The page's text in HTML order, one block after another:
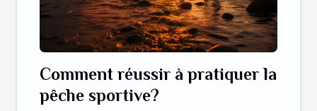
Comment réussir à pratiquer la
pêche sportive?